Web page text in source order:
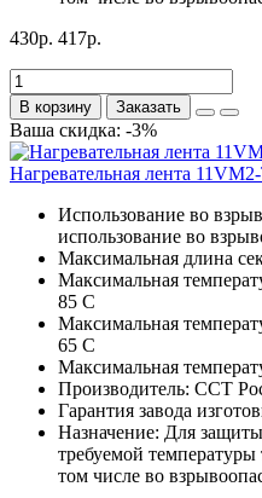
430р. 417р.
В корзину Заказать
Ваша скидка: -3%
Нагревательная лента
Использование во
использование во
Максимальная длина
Максимальная
85 С
Максимальная
65 С
Максимальная
Производитель: ССТ
Гарантия завода
Назначение: Для
требуемой
том числе во